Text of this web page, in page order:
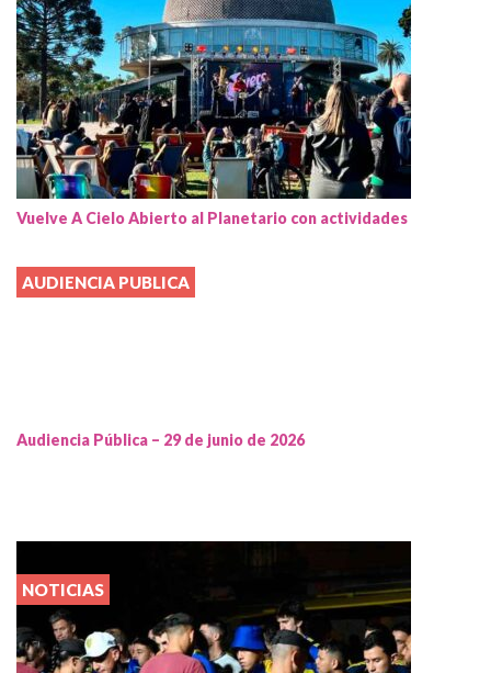
Vuelve A Cielo Abierto al Planetario con actividades
AUDIENCIA PUBLICA
Audiencia Pública – 29 de junio de 2026
NOTICIAS